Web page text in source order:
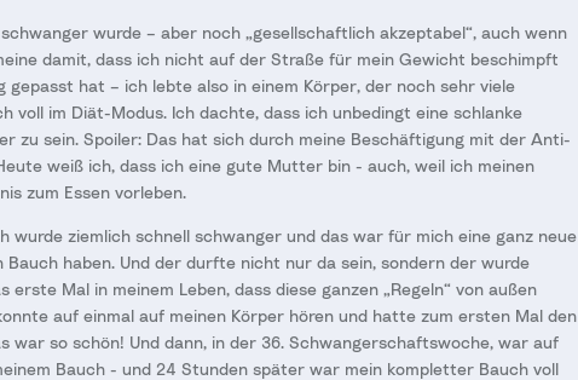
wurde – aber noch „gesellschaftlich akzeptabel“, auch wenn
damit, dass ich nicht auf der Straße für mein Gewicht beschimpft
gepasst hat – ich lebte also in einem Körper, der noch sehr viele
voll im Diät-Modus. Ich dachte, dass ich unbedingt eine schlanke
zu sein. Spoiler: Das hat sich durch meine Beschäftigung mit der Anti-
weiß ich, dass ich eine gute Mutter bin - auch, weil ich meinen
zum Essen vorleben.
wurde ziemlich schnell schwanger und das war für mich eine ganz neue
Bauch haben. Und der durfte nicht nur da sein, sondern der wurde
Mal in meinem Leben, dass diese ganzen „Regeln“ von außen
auf einmal auf meinen Körper hören und hatte zum ersten Mal den
war so schön! Und dann, in der 36. Schwangerschaftswoche, war auf
Bauch - und 24 Stunden später war mein kompletter Bauch voll